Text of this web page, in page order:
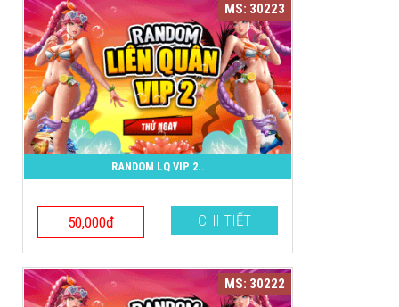
MS: 30223
RANDOM LQ VIP 2..
50,000đ CHI TIẾT
MS: 30222